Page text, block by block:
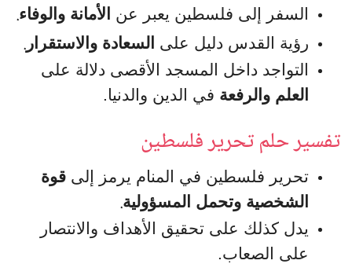
السفر إلى فلسطين يعبر عن الأمانة والوفاء.
رؤية القدس دليل على السعادة والاستقرار .
التواجد داخل المسجد الأقصى دلالة على
العلم والرفعة في الدين والدنيا.
تفسير حلم تحرير فلسطين
تحرير فلسطين في المنام يرمز إلى قوة
الشخصية وتحمل المسؤولية.
يدل كذلك على تحقيق الأهداف والانتصار
على الصعاب.